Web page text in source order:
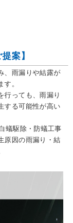
案】
、雨漏りや結露が
。
行っても、雨漏り
する可能性が高い
蟻駆除・防蟻工事
原因の雨漏り・結